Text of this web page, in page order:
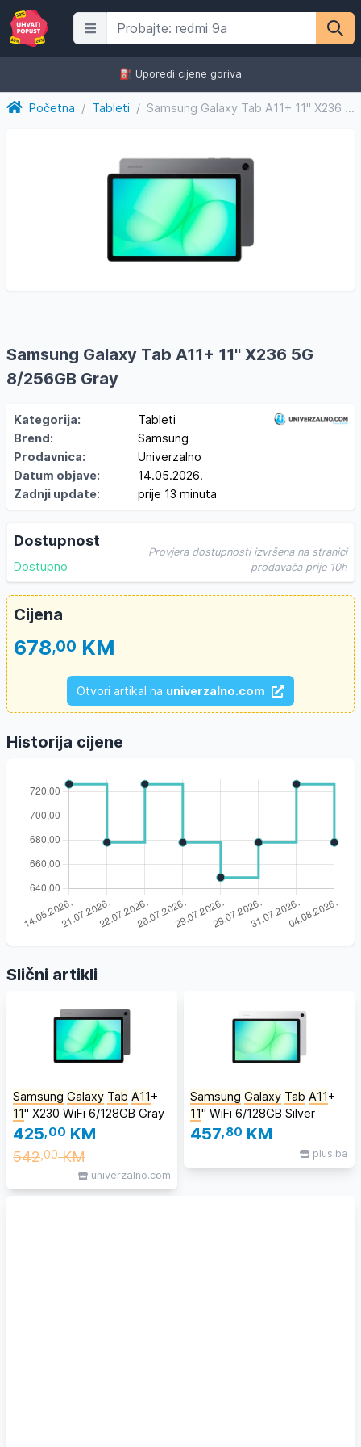
⛽️ Uporedi cijene goriva
Početna / Tableti / Samsung Galaxy Tab A11+ 11'' X236 5G 8/256GB Gray
Samsung Galaxy Tab A11+ 11'' X236 5G
8/256GB Gray
Kategorija:
Tableti
Brend:
Samsung
Prodavnica:
Univerzalno
Datum objave:
14.05.2026.
Zadnji update:
prije 13 minuta
Dostupnost
Dostupno
Provjera dostupnosti izvršena na stranici
prodavača prije 10h
Cijena
678,00 KM
Otvori artikal na univerzalno.com
Historija cijene
Slični artikli
Samsung Galaxy Tab A11+
11'' X230 WiFi 6/128GB Gray
425,00 KM
542,00KM
univerzalno.com
Samsung Galaxy Tab A11+
11'' WiFi 6/128GB Silver
457,80 KM
plus.ba